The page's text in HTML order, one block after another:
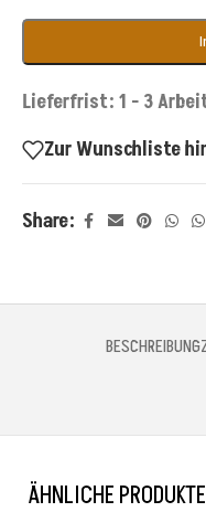
Lieferfrist: 1 - 3
Zur Wunschliste
Share:
BESCHREIBUNG
Shipibo Ohrringe
mit Amazonas-